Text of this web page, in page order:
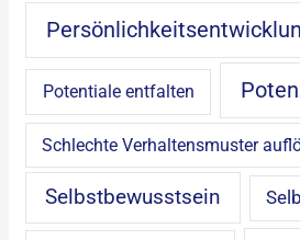
Potentiale entfalten
Schlechte Verhaltensmuster
Selbstbewusstsein